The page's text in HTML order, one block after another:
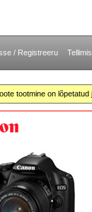
/ Registreeru
tootmine on